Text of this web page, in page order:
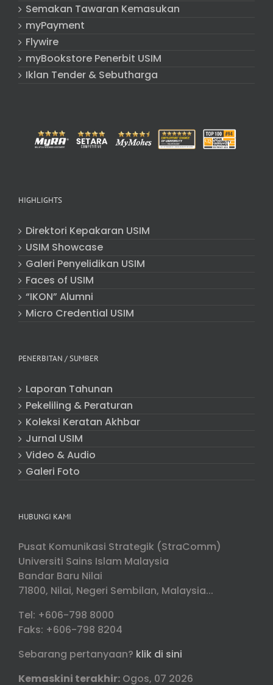
Semakan Tawaran Kemasukan
myPayment
Flywire
myBookstore Penerbit USIM
Iklan Tender & Sebutharga
HIGHLIGHTS
Direktori Kepakaran USIM
USIM Showcase
Galeri Penyelidikan USIM
Faces of USIM
“IKON” Alumni
Micro Credential USIM
PENERBITAN / SUMBER
Laporan Tahunan
Pekeliling & Peraturan
Koleksi Keratan Akhbar
Jurnal USIM
Video & Audio
Galeri Foto
HUBUNGI KAMI
Pusat Komunikasi Strategik (StraComm)
Universiti Sains Islam Malaysia
Bandar Baru Nilai
71800, Nilai, Negeri Sembilan, Malaysia...
Tel: +606-798 8000
Faks: +606-798 8204
Sebarang pertanyaan? klik di sini
Kemaskini terakhir: Ogos, 07 2026